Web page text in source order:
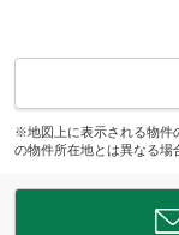
※地図上に表示される物件
の物件所在地とは異なる場